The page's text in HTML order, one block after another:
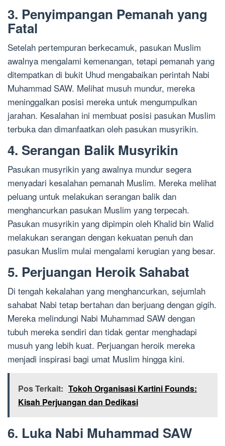
3. Penyimpangan Pemanah yang
Fatal
Setelah pertempuran berkecamuk, pasukan Muslim
awalnya mengalami kemenangan, tetapi pemanah yang
ditempatkan di bukit Uhud mengabaikan perintah Nabi
Muhammad SAW. Melihat musuh mundur, mereka
meninggalkan posisi mereka untuk mengumpulkan
jarahan. Kesalahan ini membuat posisi pasukan Muslim
terbuka dan dimanfaatkan oleh pasukan musyrikin.
4. Serangan Balik Musyrikin
Pasukan musyrikin yang awalnya mundur segera
menyadari kesalahan pemanah Muslim. Mereka melihat
peluang untuk melakukan serangan balik dan
menghancurkan pasukan Muslim yang terpecah.
Pasukan musyrikin yang dipimpin oleh Khalid bin Walid
melakukan serangan dengan kekuatan penuh dan
pasukan Muslim mulai mengalami kerugian yang besar.
5. Perjuangan Heroik Sahabat
Di tengah kekalahan yang menghancurkan, sejumlah
sahabat Nabi tetap bertahan dan berjuang dengan gigih.
Mereka melindungi Nabi Muhammad SAW dengan
tubuh mereka sendiri dan tidak gentar menghadapi
musuh yang lebih kuat. Perjuangan heroik mereka
menjadi inspirasi bagi umat Muslim hingga kini.
Pos Terkait: Tokoh Organisasi Kartini Founds:
Kisah Perjuangan dan Dedikasi
6. Luka Nabi Muhammad SAW